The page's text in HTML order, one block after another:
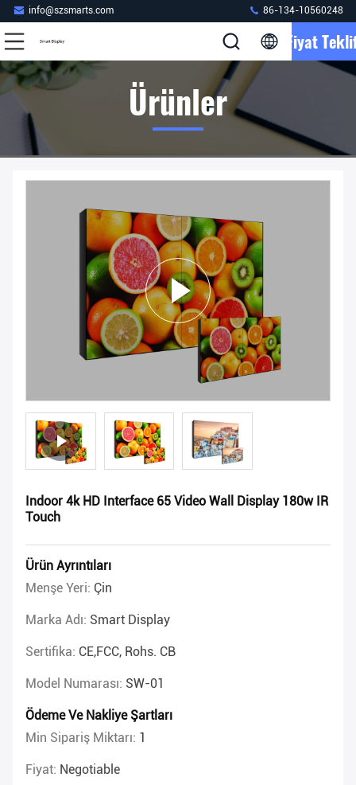
info@szsmarts.com 86-134-10560248
Fiyat
Ürünler
Indoor 4k HD Interface 65 Video Wall Display 180w IR
Touch
Ürün Ayrıntıları
Menşe Yeri: Çin
Marka Adı: Smart Display
Sertifika: CE,FCC, Rohs. CB
Model Numarası: SW-01
Ödeme Ve Nakliye Şartları
Min Sipariş Miktarı: 1
Fiyat: Negotiable